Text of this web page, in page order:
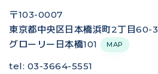
〒103-0007
東京都中央区日本橋浜町2丁目60-3
グローリー日本橋101
MAP
tel: 03-3664-5551